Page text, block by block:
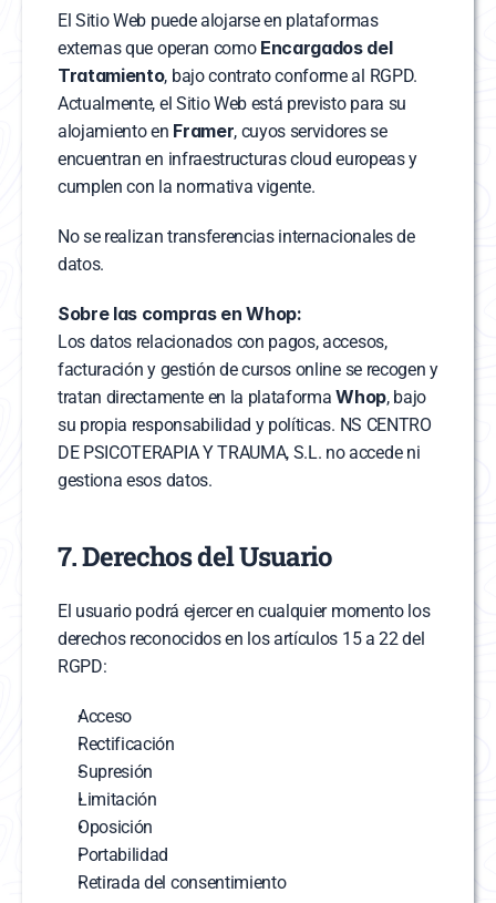
El Sitio Web puede alojarse en plataformas
externas que operan como Encargados del
Tratamiento, bajo contrato conforme al RGPD.
Actualmente, el Sitio Web está previsto para su
alojamiento en Framer, cuyos servidores se
encuentran en infraestructuras cloud europeas y
cumplen con la normativa vigente.
No se realizan transferencias internacionales de
datos.
Sobre las compras en Whop:
Los datos relacionados con pagos, accesos,
facturación y gestión de cursos online se recogen y
tratan directamente en la plataforma Whop, bajo
su propia responsabilidad y políticas. NS CENTRO
DE PSICOTERAPIA Y TRAUMA, S.L. no accede ni
gestiona esos datos.
7. Derechos del Usuario
El usuario podrá ejercer en cualquier momento los
derechos reconocidos en los artículos 15 a 22 del
RGPD:
Acceso
Rectificación
Supresión
Limitación
Oposición
Portabilidad
Retirada del consentimiento